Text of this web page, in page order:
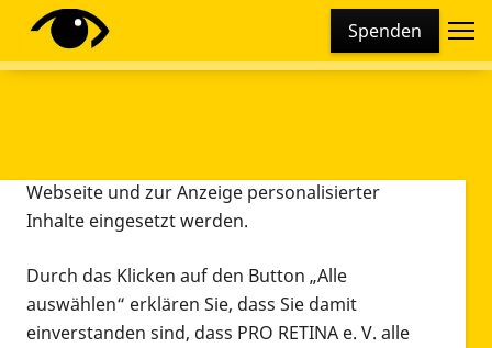
Spenden
Diese Webseite setzt verschiedene Cookies und
Tracking-Tools ein. Dies beinhaltet Cookies und
Webseite und zur Anzeige personalisierter
Inhalte eingesetzt werden.
Durch das Klicken auf den Button „Alle
auswählen“ erklären Sie, dass Sie damit
einverstanden sind, dass PRO RETINA e. V. alle